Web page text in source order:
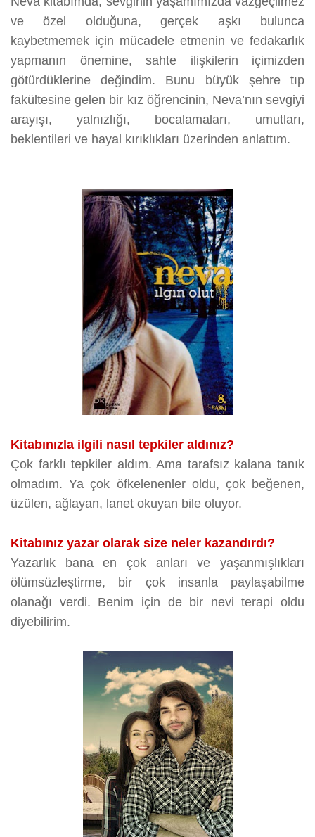
ve özel olduğuna, gerçek aşkı bulunca
kaybetmemek için mücadele etmenin ve fedakarlık
yapmanın önemine, sahte ilişkilerin içimizden
götürdüklerine değindim. Bunu büyük şehre tıp
fakültesine gelen bir kız öğrencinin, Neva’nın sevgiyi
arayışı, yalnızlığı, bocalamaları, umutları,
beklentileri ve hayal kırıklıkları üzerinden anlattım.
Kitabınızla ilgili nasıl tepkiler aldınız?
Çok farklı tepkiler aldım. Ama tarafsız kalana tanık
olmadım. Ya çok öfkelenenler oldu, çok beğenen,
üzülen, ağlayan, lanet okuyan bile oluyor.
Kitabınız yazar olarak size neler kazandırdı?
Yazarlık bana en çok anları ve yaşanmışlıkları
ölümsüzleştirme, bir çok insanla paylaşabilme
olanağı verdi. Benim için de bir nevi terapi oldu
diyebilirim.